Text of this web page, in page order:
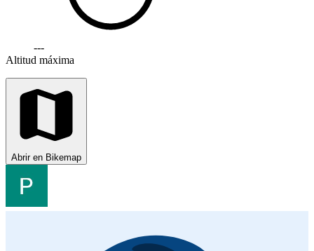
---
Altitud máxima
Abrir en Bikemap